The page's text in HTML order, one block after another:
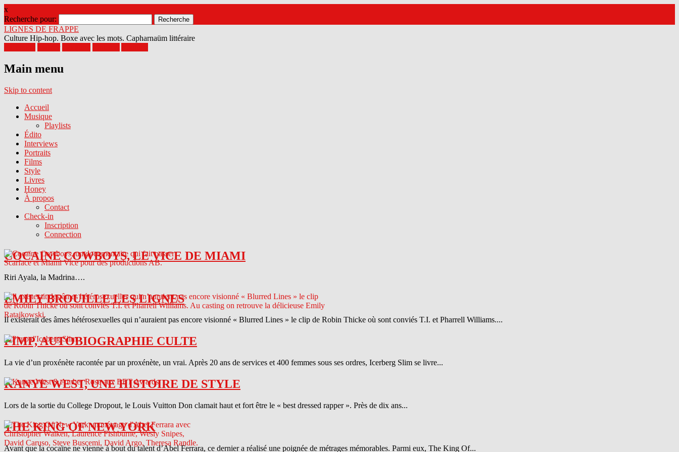
x
Recherche pour:
LIGNES DE FRAPPE
Culture Hip-hop. Boxe avec les mots. Capharnaüm littéraire
Main menu
Skip to content
Accueil
Musique
Playlists
Édito
Interviews
Portraits
Films
Style
Livres
Honey
À propos
Contact
Check-in
Inscription
Connection
COCAINE COWBOYS, LE VICE DE MIAMI
Riri Ayala, la Madrina….
EMILY BROUILLE LES LIGNES
Il existerait des âmes hétérosexuelles qui n’auraient pas encore visionné « Blurred Lines » le clip de Robin Thicke où sont conviés T.I. et Pharrell Williams....
PIMP, AUTOBIOGRAPHIE CULTE
La vie d’un proxénète racontée par un proxénète, un vrai. Après 20 ans de services et 400 femmes sous ses ordres, Icerberg Slim se livre...
KANYE WEST, UNE HISTOIRE DE STYLE
Lors de la sortie du College Dropout, le Louis Vuitton Don clamait haut et fort être le « best dressed rapper ». Près de dix ans...
THE KING OF NEW YORK
Avant que la cocaïne ne vienne à bout du talent d’Abel Ferrara, ce dernier a réalisé une poignée de métrages mémorables. Parmi eux, The King Of...